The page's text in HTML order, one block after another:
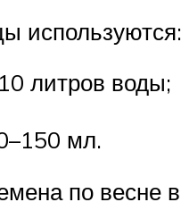
используются:
литров воды;
мл.
по